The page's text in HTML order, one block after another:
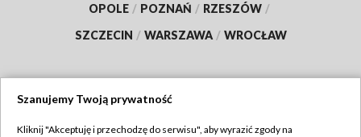
OPOLE / POZNAŃ / RZESZÓW /
SZCZECIN / WARSZAWA / WROCŁAW
Szanujemy Twoją prywatność
Kliknij "Akceptuję i przechodzę do serwisu", aby wyrazić zgody na